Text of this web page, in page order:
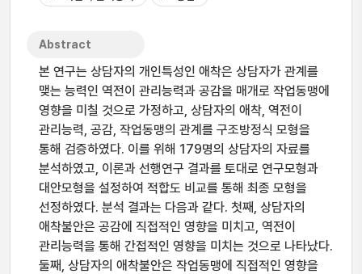
Abstract
본 연구는 상담자의 개인특성인 애착은 상담자가 관계를
맺는 능력인 역전이 관리능력과 공감을 매개로 작업동맹에
영향을 미칠 것으로 가정하고, 상담자의 애착, 역전이
관리능력, 공감, 작업동맹의 관계를 구조방정식 모형을
통해 검증하였다. 이를 위해 179명의 상담자의 자료를
분석하였고, 이론과 선행연구 결과를 토대로 연구모형과
대안모형을 설정하여 적합도 비교를 통해 최종 모형을
선정하였다. 분석 결과는 다음과 같다. 첫째, 상담자의
애착불안은 공감에 직접적인 영향을 미치고, 역전이
관리능력을 통해 간접적인 영향을 미치는 것으로 나타났다.
둘째, 상담자의 애착불안은 작업동맹에 직접적인 영향을